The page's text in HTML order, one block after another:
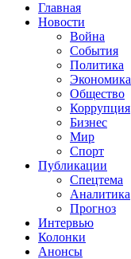
Главная
Новости
Война
События
Политика
Экономика
Общество
Коррупция
Бизнес
Мир
Спорт
Публикации
Спецтема
Аналитика
Прогноз
Интервью
Колонки
Анонсы